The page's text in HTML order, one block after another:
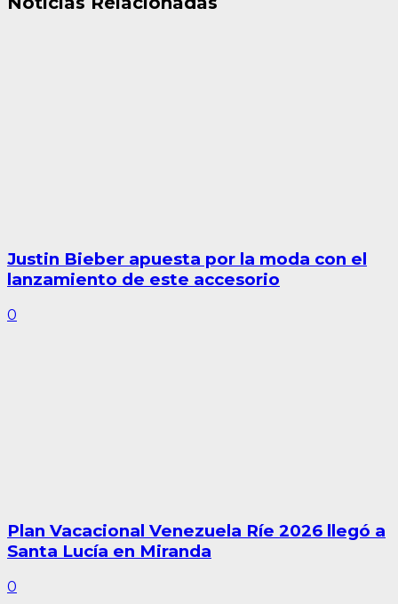
Justin Bieber apuesta por la moda con el
lanzamiento de este accesorio
0
Plan Vacacional Venezuela Ríe 2026 llegó a
Santa Lucía en Miranda
0